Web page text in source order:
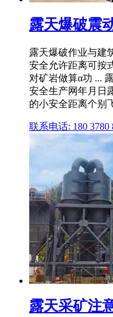
露天爆破震
露天爆破作业与建
安全允许距离可按
对矿岩做算α功 ...
安全生产网年月日
的小安全距离个别
联系电话: 180 3780
露天采矿注